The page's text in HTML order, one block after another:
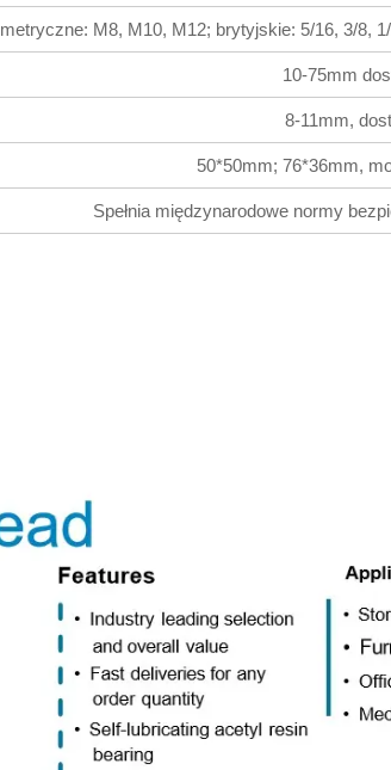
metryczne: M8, M10, M12; brytyjskie: 5/16, 3/8,
10-75mm
8-11mm,
50*50mm; 76*36mm,
Spełnia międzynarodowe normy